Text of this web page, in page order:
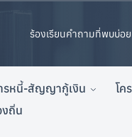
ร้องเรียนคำถามที่พบบ่อย
รหนี้-สัญญากู้เงิน โค
ถิ่น